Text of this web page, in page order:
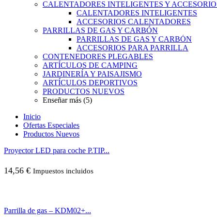
CALENTADORES INTELIGENTES Y
CALENTADORES INTELIGENTES
ACCESORIOS CALENTADORES
PARRILLAS DE GAS Y CARBÓN
PARRILLAS DE GAS Y CARBÓN
ACCESORIOS PARA PARRILLA
CONTENEDORES PLEGABLES
ARTÍCULOS DE CAMPING
JARDINERÍA Y PAISAJISMO
ARTÍCULOS DEPORTIVOS
PRODUCTOS NUEVOS
Enseñar más (5)
Inicio
Ofertas Especiales
Productos Nuevos
Proyector LED para coche P.TIP...
14,56 € Impuestos incluidos
Parrilla de gas – KDM02+...